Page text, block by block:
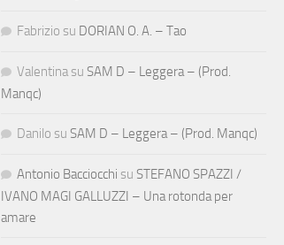
Fabrizio su DORIAN O. A. – Tao
Valentina su SAM D – Leggera – (Prod.
Manqc)
Danilo su SAM D – Leggera – (Prod. Manqc)
Antonio Bacciocchi su STEFANO SPAZZI /
IVANO MAGI GALLUZZI – Una rotonda per
amare